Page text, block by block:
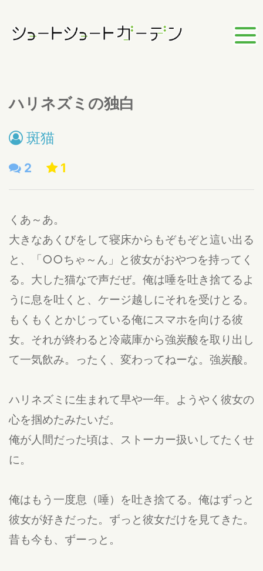
ハリネズミの独白
斑猫
2 1
くあ～あ。
大きなあくびをして寝床からもぞもぞと這い出る
と、「○○ちゃ～ん」と彼女がおやつを持ってく
る。大した猫なで声だぜ。俺は唾を吐き捨てるよ
うに息を吐くと、ケージ越しにそれを受けとる。
もくもくとかじっている俺にスマホを向ける彼
女。それが終わると冷蔵庫から強炭酸を取り出し
て一気飲み。ったく、変わってねーな。強炭酸。
ハリネズミに生まれて早や一年。ようやく彼女の
心を掴めたみたいだ。
俺が人間だった頃は、ストーカー扱いしてたくせ
に。
俺はもう一度息（唾）を吐き捨てる。俺はずっと
彼女が好きだった。ずっと彼女だけを見てきた。
昔も今も、ずーっと。